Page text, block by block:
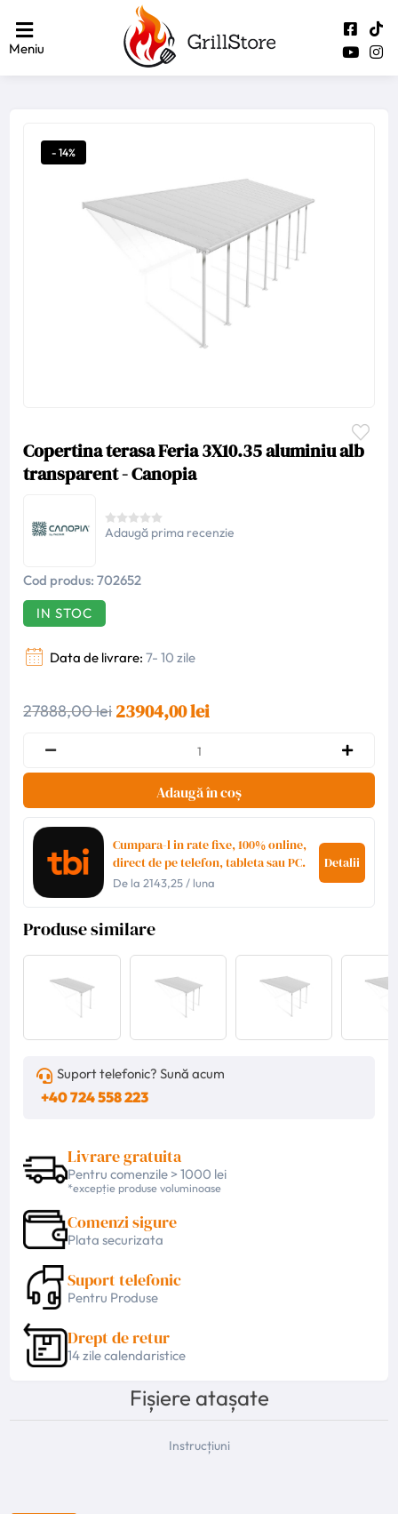
Meniu
- 14%
Copertina terasa Feria 3X10.35 aluminiu alb
transparent - Canopia
Adaugă prima recenzie
Cod produs: 702652
IN STOC
Data de livrare: 7- 10 zile
27888,00 lei 23904,00 lei
Adaugă în coș
Cumpara-l in rate fixe, 100% online,
direct de pe telefon, tableta sau PC.
De la2143,25 / luna
Detalii
Produse similare
Suport telefonic? Sună acum
+40 724 558 223
Livrare gratuita
Pentru comenzile > 1000 lei
*excepție produse voluminoase
Comenzi sigure
Plata securizata
Suport telefonic
Pentru Produse
Drept de retur
14 zile calendaristice
Fișiere atașate
Instrucțiuni